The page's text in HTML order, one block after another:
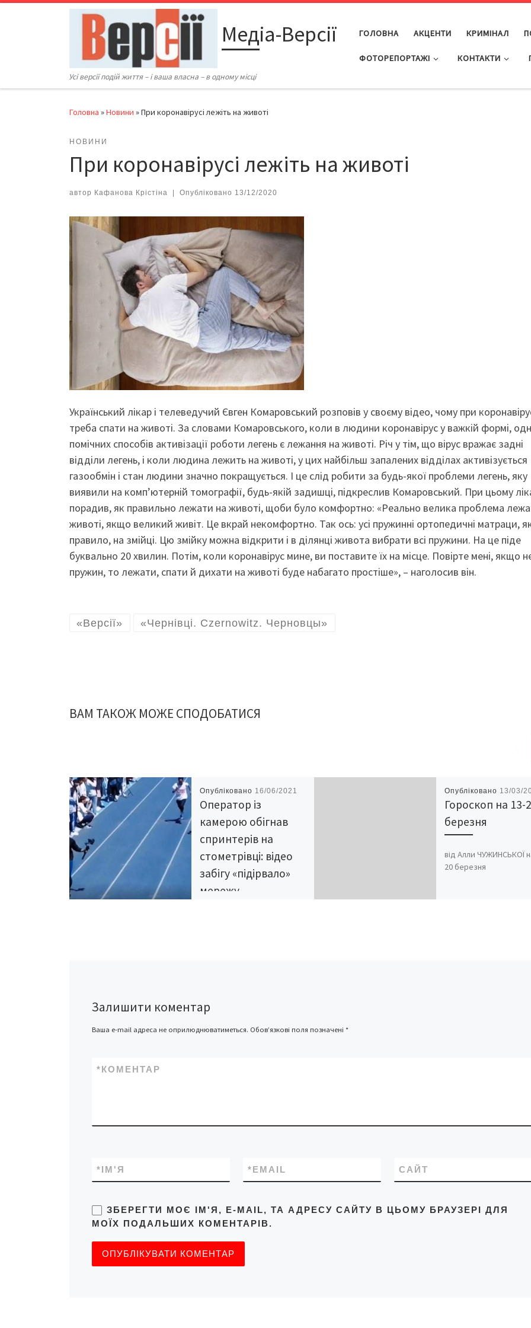
Перейти до вмісту
Медіа-Версії
Усі версії подій життя – і ваша власна – в одному місці
ГОЛОВНА АКЦЕНТИ КРИМІНАЛ
ФОТОРЕПОРТАЖІ КОНТАКТИ
Головна »Новини »При коронавірусі лежіть на животі
НОВИНИ
При коронавірусі лежіть на животі
автор Кафанова Крістіна Опубліковано 13/12/2020
Український лікар і телеведучий Євген Комаровський розповів у своєму відео, чому при
треба спати на животі. За словами Комаровського, коли в людини коронавірус у важкій формі,
помічних способів активізації роботи легень є лежання на животі. Річ у тім, що вірус вражає задні
відділи легень, і коли людина лежить на животі, у цих найбільш запалених відділах активізується
газообмін і стан людини значно покращується. І це слід робити за будь-якої проблеми легень, яку
виявили на комп’ютерній томографії, будь-якій задишці, підкреслив Комаровський. При цьому
порадив, як правильно лежати на животі, щоби було комфортно: «Реально велика проблема
животі, якщо великий живіт. Це вкрай некомфортно. Так ось: усі пружинні ортопедичні матраци,
правило, на змійці. Цю змійку можна відкрити і в ділянці живота вибрати всі пружини. На це піде
буквально 20 хвилин. Потім, коли коронавірус мине, ви поставите їх на місце. Повірте мені, якщо
пружин, то лежати, спати й дихати на животі буде набагато простіше», – наголосив він.
«Версії» «Чернівці. Czernowitz. Черновцы»
ВАМ ТАКОЖ МОЖЕ СПОДОБАТИСЯ
Опубліковано 16/06/2021
Оператор із
камерою обігнав
спринтерів на
стометрівці: відео
забігу «підірвало»
мережу
Опубліковано 13/03/
Гороскоп на 13-
березня
від Алли ЧУЖИНСЬКОЇ
20 березня
Залишити коментар
Ваша e-mail адреса не оприлюднюватиметься. Обов’язкові поля позначені *
КОМЕНТАР
*
ІМ'Я
* EMAIL
* САЙТ
ЗБЕРЕГТИ МОЄ ІМ'Я, E-MAIL, ТА АДРЕСУ САЙТУ В ЦЬОМУ БРАУЗЕРІ ДЛЯ
МОЇХ ПОДАЛЬШИХ КОМЕНТАРІВ.